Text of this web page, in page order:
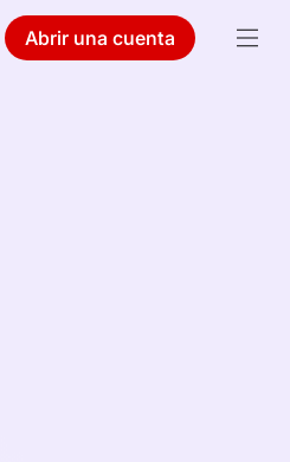
Abrir una cuenta